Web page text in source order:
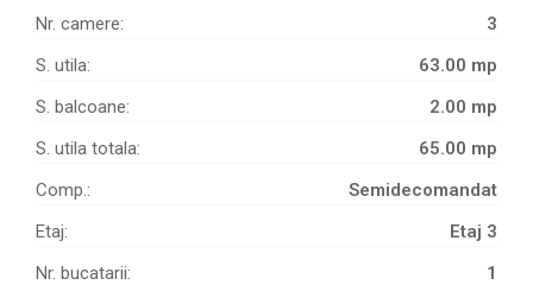
Nr. camere:
3
S. utila:
63.00 mp
S. balcoane:
2.00 mp
S. utila totala:
65.00 mp
Comp.:
Semidecomandat
Etaj:
Etaj 3
Nr. bucatarii:
1